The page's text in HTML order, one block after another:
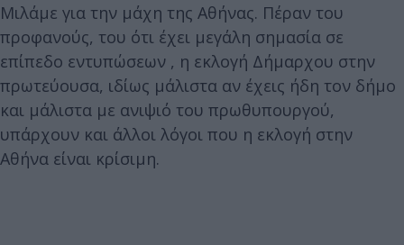
Μιλάμε για την μάχη της Αθήνας. Πέραν του
προφανούς, του ότι έχει μεγάλη σημασία σε
επίπεδο εντυπώσεων , η εκλογή Δήμαρχου στην
πρωτεύουσα, ιδίως μάλιστα αν έχεις ήδη τον δήμο
και μάλιστα με ανιψιό του πρωθυπουργού,
υπάρχουν και άλλοι λόγοι που η εκλογή στην
Αθήνα είναι κρίσιμη.